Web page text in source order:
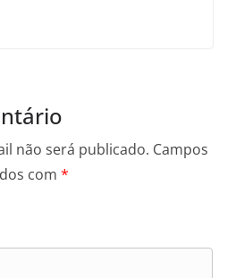
não será publicado. Campos
com *